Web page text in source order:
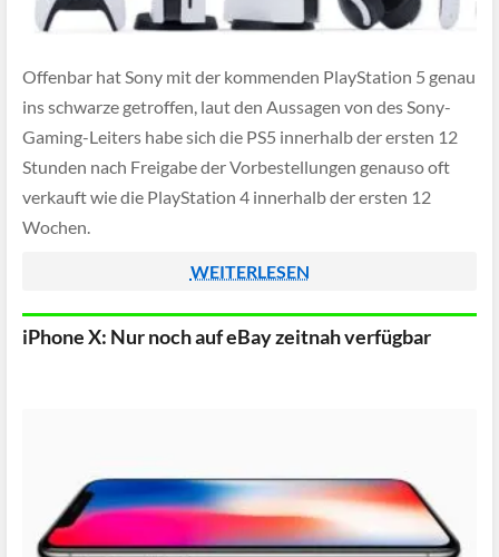
Offenbar hat Sony mit der kommenden PlayStation 5 genau
ins schwarze getroffen, laut den Aussagen von des Sony-
Gaming-Leiters habe sich die PS5 innerhalb der ersten 12
Stunden nach Freigabe der Vorbestellungen genauso oft
verkauft wie die PlayStation 4 innerhalb der ersten 12
Wochen.
WEITERLESEN
iPhone X: Nur noch auf eBay zeitnah verfügbar